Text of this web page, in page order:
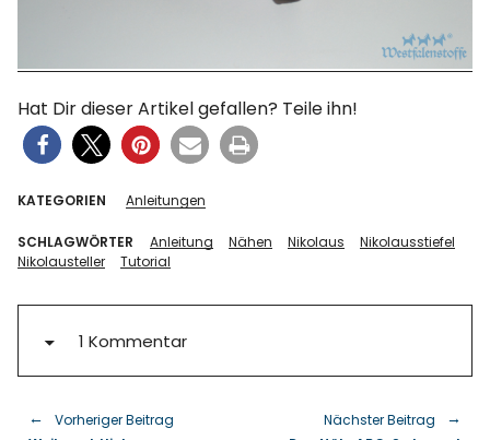
Hat Dir dieser Artikel gefallen? Teile ihn!
KATEGORIEN Anleitungen
SCHLAGWÖRTER Anleitung Nähen Nikolaus
Nikolausstiefel
Nikolausteller
Tutorial
1 Kommentar
Vorheriger Beitrag
Nächster Beitrag